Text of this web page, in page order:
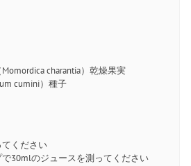
charantia）乾燥果実
cumini）種子
ください
30mlのジュースを測ってください